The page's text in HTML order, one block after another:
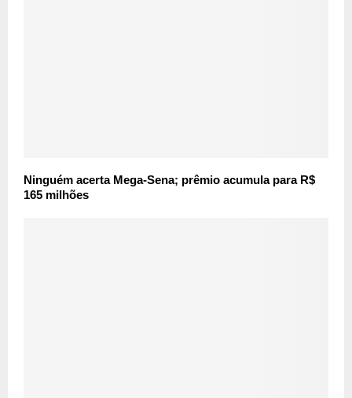
Ninguém acerta Mega-Sena; prêmio acumula para R$
165 milhões